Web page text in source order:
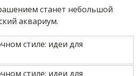
станет небольшой
аквариум.